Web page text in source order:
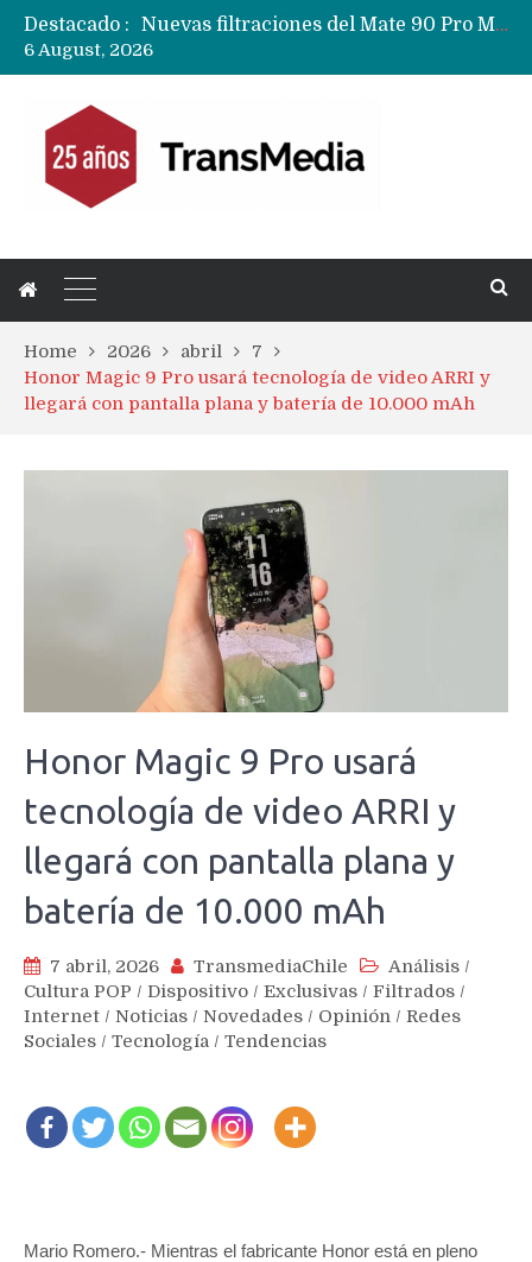
Destacado :
Google acaba definitivamente el truco para pagar con NFC en celulares Xiaomi, Oppo, Vivo y Huawei con ROM china
6 August, 2026
Home 2026 abril
7
Honor Magic 9 Pro usará tecnología de video ARRI y
llegará con pantalla plana y batería de 10.000 mAh
Honor Magic 9 Pro usará
tecnología de video ARRI y
llegará con pantalla plana y
batería de 10.000 mAh
7 abril, 2026 TransmediaChile Análisis /
Cultura POP / Dispositivo / Exclusivas / Filtrados /
Internet / Noticias / Novedades / Opinión / Redes
Sociales / Tecnología / Tendencias
Mario Romero.- Mientras el fabricante Honor está en pleno